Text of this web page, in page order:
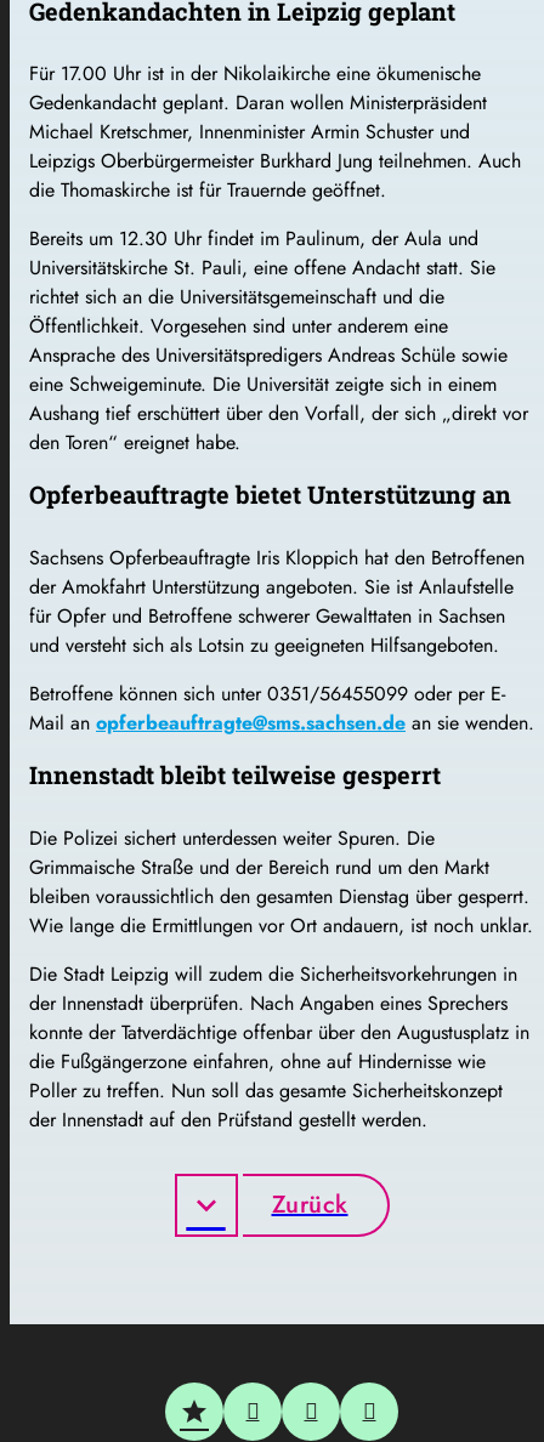
Gedenkandachten in Leipzig geplant
Für 17.00 Uhr ist in der Nikolaikirche eine ökumenische
Gedenkandacht geplant. Daran wollen Ministerpräsident
Michael Kretschmer, Innenminister Armin Schuster und
Leipzigs Oberbürgermeister Burkhard Jung teilnehmen. Auch
die Thomaskirche ist für Trauernde geöffnet.
Bereits um 12.30 Uhr findet im Paulinum, der Aula und
Universitätskirche St. Pauli, eine offene Andacht statt. Sie
richtet sich an die Universitätsgemeinschaft und die
Öffentlichkeit. Vorgesehen sind unter anderem eine
Ansprache des Universitätspredigers Andreas Schüle sowie
eine Schweigeminute. Die Universität zeigte sich in einem
Aushang tief erschüttert über den Vorfall, der sich „direkt vor
den Toren“ ereignet habe.
Opferbeauftragte bietet Unterstützung an
Sachsens Opferbeauftragte Iris Kloppich hat den Betroffenen
der Amokfahrt Unterstützung angeboten. Sie ist Anlaufstelle
für Opfer und Betroffene schwerer Gewalttaten in Sachsen
und versteht sich als Lotsin zu geeigneten Hilfsangeboten.
Betroffene können sich unter 0351/56455099 oder per E-
Mail an opferbeauftragte@sms.sachsen.de an sie wenden.
Innenstadt bleibt teilweise gesperrt
Die Polizei sichert unterdessen weiter Spuren. Die
Grimmaische Straße und der Bereich rund um den Markt
bleiben voraussichtlich den gesamten Dienstag über gesperrt.
Wie lange die Ermittlungen vor Ort andauern, ist noch unklar.
Die Stadt Leipzig will zudem die Sicherheitsvorkehrungen in
der Innenstadt überprüfen. Nach Angaben eines Sprechers
konnte der Tatverdächtige offenbar über den Augustusplatz in
die Fußgängerzone einfahren, ohne auf Hindernisse wie
Poller zu treffen. Nun soll das gesamte Sicherheitskonzept
der Innenstadt auf den Prüfstand gestellt werden.
Zurück